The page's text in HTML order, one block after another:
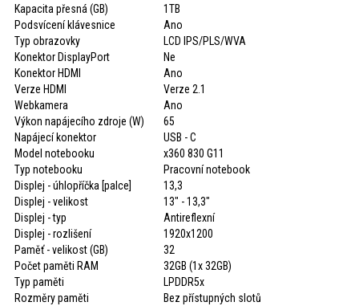
Kapacita přesná (GB)
1TB
Podsvícení klávesnice
Ano
Typ obrazovky
LCD IPS/PLS/WVA
Konektor DisplayPort
Ne
Konektor HDMI
Ano
Verze HDMI
Verze 2.1
Webkamera
Ano
Výkon napájecího zdroje (W)
65
Napájecí konektor
USB - C
Model notebooku
x360 830 G11
Typ notebooku
Pracovní notebook
Displej - úhlopříčka [palce]
13,3
Displej - velikost
13" - 13,3"
Displej - typ
Antireflexní
Displej - rozlišení
1920x1200
Paměť - velikost (GB)
32
Počet paměti RAM
32GB (1x 32GB)
Typ paměti
LPDDR5x
Rozměry paměti
Bez přístupných slotů